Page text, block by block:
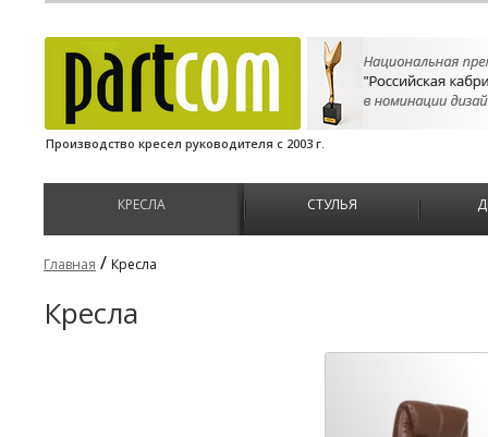
Производство кресел руководителя с 2003 г.
КРЕСЛА СТУЛЬЯ
Главная / Кресла
Кресла